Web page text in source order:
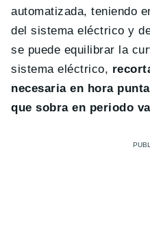
automatizada, teniendo
del sistema eléctrico y
se puede equilibrar la
sistema eléctrico,
necesaria en hora
que sobra en periodo